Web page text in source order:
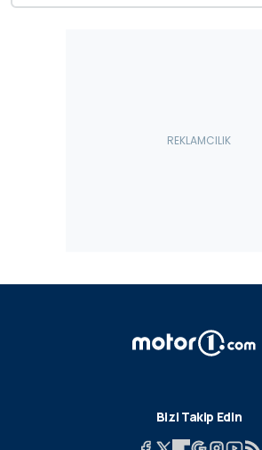
Bizi Takip Edin